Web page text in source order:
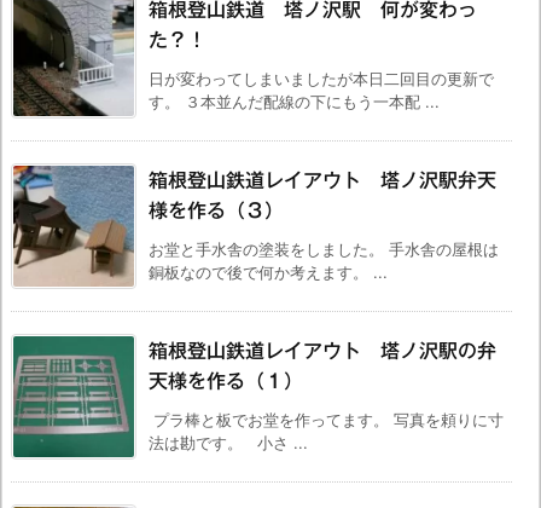
箱根登山鉄道 塔ノ沢駅 何が変わっ
た？！
日が変わってしまいましたが本日二回目の更新で
す。 ３本並んだ配線の下にもう一本配 ...
箱根登山鉄道レイアウト 塔ノ沢駅弁天
様を作る（３）
お堂と手水舎の塗装をしました。 手水舎の屋根は
銅板なので後で何か考えます。 ...
箱根登山鉄道レイアウト 塔ノ沢駅の弁
天様を作る（１）
プラ棒と板でお堂を作ってます。 写真を頼りに寸
法は勘です。 小さ ...